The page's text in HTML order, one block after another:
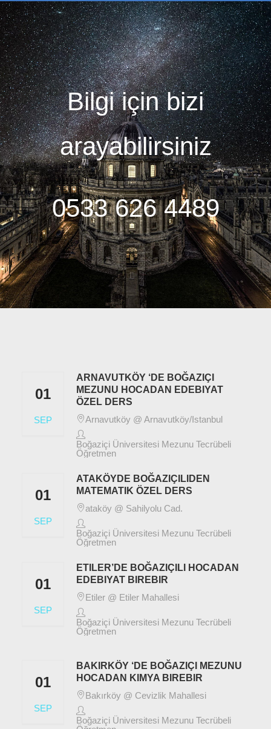
Bilgi için bizi
arayabilirsiniz
0533 626 4489
01
SEP
ARNAVUTKÖY ‘DE BOĞAZIÇI
MEZUNU HOCADAN EDEBIYAT
ÖZEL DERS
Arnavutköy @ Arnavutköy/Istanbul
Boğaziçi Üniversitesi Mezunu Tecrübeli
Öğretmen
01
SEP
ATAKÖYDE BOĞAZIÇILIDEN
MATEMATIK ÖZEL DERS
ataköy @ Sahilyolu Cad.
Boğaziçi Üniversitesi Mezunu Tecrübeli
Öğretmen
01
SEP
ETILER’DE BOĞAZIÇILI HOCADAN
EDEBIYAT BIREBIR
Etiler @ Etiler Mahallesi
Boğaziçi Üniversitesi Mezunu Tecrübeli
Öğretmen
01
SEP
BAKIRKÖY ‘DE BOĞAZIÇI MEZUNU
HOCADAN KIMYA BIREBIR
Bakırköy @ Cevizlik Mahallesi
Boğaziçi Üniversitesi Mezunu Tecrübeli